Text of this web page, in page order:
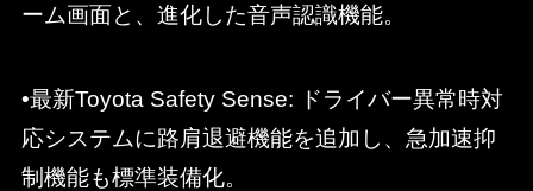
ーム画面と、進化した音声認識機能。
•最新Toyota Safety Sense: ドライバー異常時対
応システムに路肩退避機能を追加し、急加速抑
制機能も標準装備化。